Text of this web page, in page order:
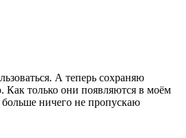
А теперь сохраняю
только они появляются в моём
больше ничего не пропускаю